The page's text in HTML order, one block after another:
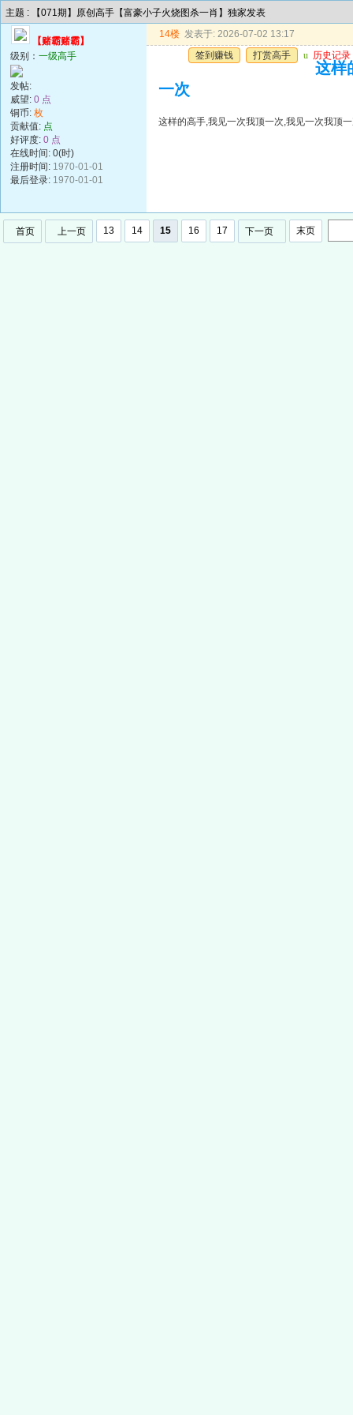
主题 : 【071期】原创高手【富豪小子火烧图杀一肖】独家发表
【赌霸赌霸】
级别： 一级高手
发帖:
威望: 0 点
铜币: 枚
贡献值: 点
好评度: 0 点
在线时间: 0(时)
注册时间: 1970-01-01
最后登录: 1970-01-01
14楼 发表于: 2026-07-02 13:17
签到赚钱
打赏高手 u 历史记录
这样
一次
这样的高手,我见一次我顶一次,我见一次我顶
首页 上一页 13 14 15 16 17 下一页 末页